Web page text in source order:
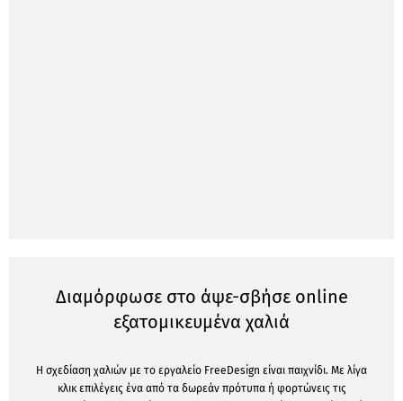
Διαμόρφωσε στο άψε-σβήσε online
εξατομικευμένα χαλιά
Η σχεδίαση χαλιών με το εργαλείο FreeDesign είναι παιχνίδι. Με λίγα
κλικ επιλέγεις ένα από τα δωρεάν πρότυπα ή φορτώνεις τις